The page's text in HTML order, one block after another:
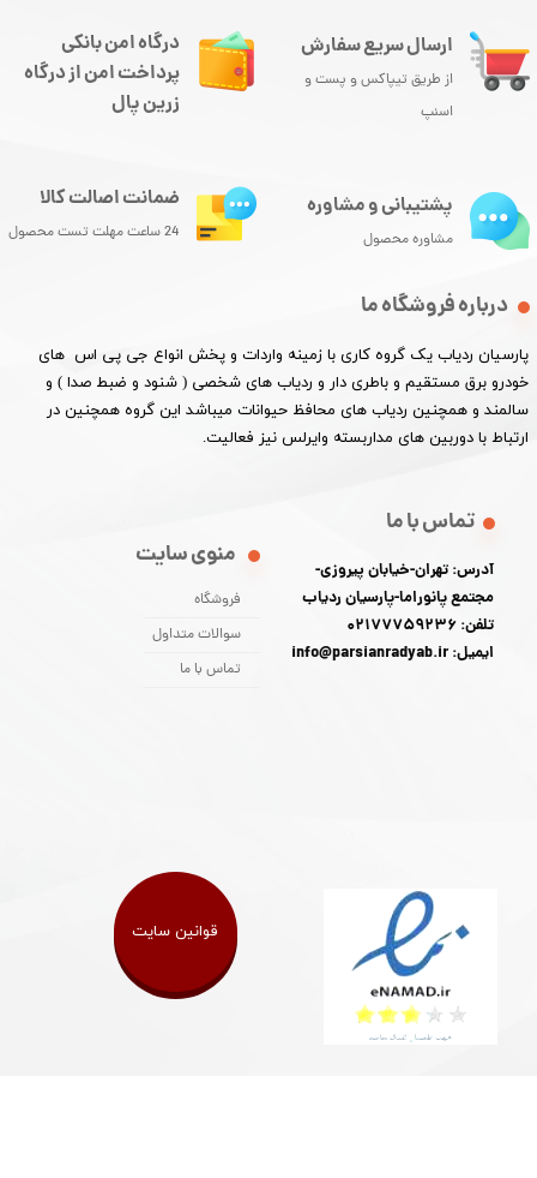
ارسال سریع سفارش
از طریق تیپاکس و پست و
اسنپ
درباره فروشگاه ما
پارسیان ردیاب یک گروه کاری با زمینه واردات و پخش انواع جی پی اس های
خودرو برق مستقیم و باطری دار و ردیاب های شخصی ( شنود و ضبط صدا ) و
سالمند و همچنین ردیاب های محافظ حیوانات میباشد این گروه همچنین در
ارتباط با دوربین های مداربسته وایرلس نیز فعالیت.​​​​​​​
منوی سایت
فروشگاه
سوالات متداول
تماس با ما
تماس با ما
آدرس: تهران-خیابان پیروزی-
مجتمع پانوراما-پارسیان ردیاب
تلفن: 02177759236
ایمیل: info@parsianradyab.ir
درگاه امن بانکی
پرداخت امن از درگاه
زرین پال
پشتیبانی و مشاوره
مشاوره محصول
ضمانت اصالت کالا
24 ساعت مهلت تست محصول
قوانین سایت